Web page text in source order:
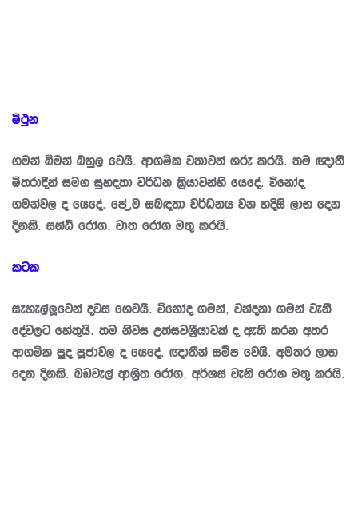
මිථුන
ගමන් බිමන් බහුල වෙයි. ආගමික වතාවත් ගරු කරයි. තම ඥාති
මිත‍්‍රාදීන් සමග සුහදතා වර්ධන කි‍්‍රයාවන්හි යෙදේ. විනෝද
ගමන්වල ද යෙදේ. පේ‍්‍රම සබඳතා වර්ධනය වන හදිසි ලාභ දෙන
දිනකි. සන්ධි රෝග, වාත රෝග මතු කරයි.
කටක
සැහැල්ලූවෙන් දවස ගෙවයි. විනෝද ගමන්, වන්දනා ගමන් වැනි
දේවලට හේතුයි. තම නිවස උත්සවශී‍්‍රයාවක් ද ඇති කරන අතර
ආගමික පුද පූජාවල ද යෙදේ. ඥාතීන් සමීප වෙයි. අමතර ලාභ
දෙන දිනකි. බඩවැල් ආශි‍්‍රත රෝග, අර්ශස් වැනි රෝග මතු කරයි.